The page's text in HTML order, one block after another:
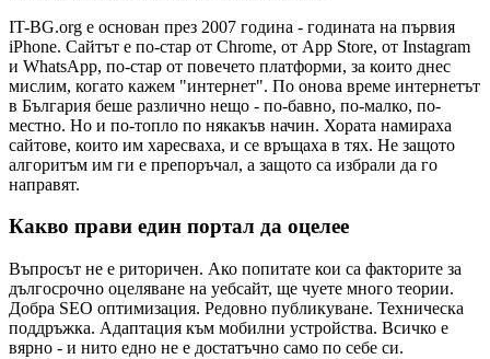
IT-BG.org е основан през 2007 година - годината на първия
iPhone. Сайтът е по-стар от Chrome, от App Store, от Instagram
и WhatsApp, по-стар от повечето платформи, за които днес
мислим, когато кажем "интернет". По онова време интернетът
в България беше различно нещо - по-бавно, по-малко, по-
местно. Но и по-топло по някакъв начин. Хората намираха
сайтове, които им харесваха, и се връщаха в тях. Не защото
алгоритъм им ги е препоръчал, а защото са избрали да го
направят.
Какво прави един портал да оцелее
Въпросът не е риторичен. Ако попитате кои са факторите за
дългосрочно оцеляване на уебсайт, ще чуете много теории.
Добра SEO оптимизация. Редовно публикуване. Техническа
поддръжка. Адаптация към мобилни устройства. Всичко е
вярно - и нито едно не е достатъчно само по себе си.